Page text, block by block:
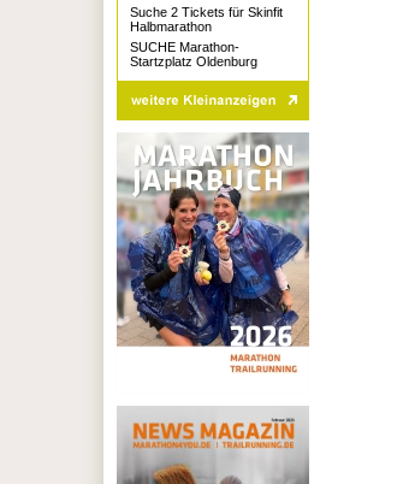
Suche 2 Tickets für Skinfit
Halbmarathon
SUCHE Marathon-
Startzplatz Oldenburg